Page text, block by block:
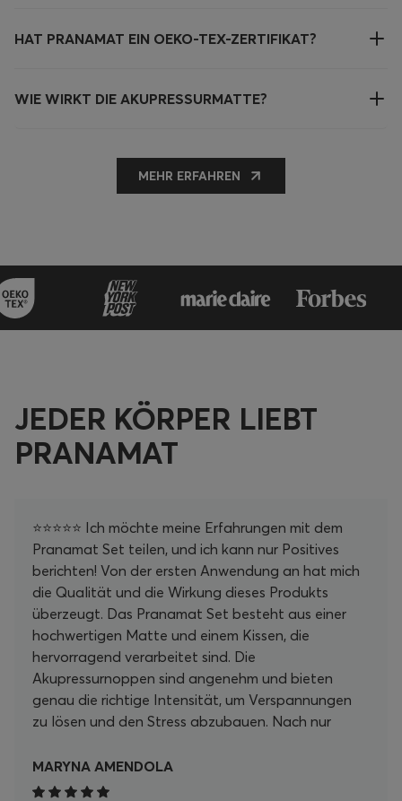
HAT PRANAMAT EIN OEKO-TEX-ZERTIFIKAT?
WIE WIRKT DIE AKUPRESSURMATTE?
MEHR ERFAHREN
JEDER KÖRPER LIEBT
PRANAMAT
⭐⭐⭐⭐⭐ Ich möchte meine Erfahrungen mit dem
Pranamat Set teilen, und ich kann nur Positives
berichten! Von der ersten Anwendung an hat mich
die Qualität und die Wirkung dieses Produkts
überzeugt. Das Pranamat Set besteht aus einer
hochwertigen Matte und einem Kissen, die
hervorragend verarbeitet sind. Die
Akupressurnoppen sind angenehm und bieten
genau die richtige Intensität, um Verspannungen
zu lösen und den Stress abzubauen. Nach nur
unglaublich entspannt und revitalisiert. Ein
besonderes Highlight ist, wie einfach es ist, die
MARYNA AMENDOLA